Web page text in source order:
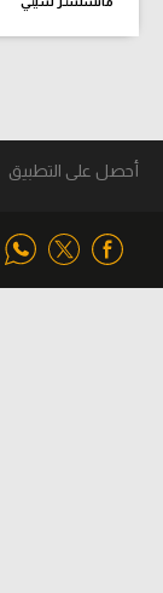
أحصل على التطبيق